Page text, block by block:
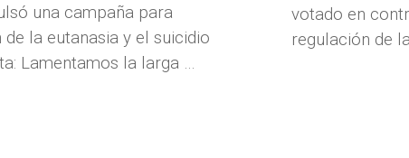
una campaña para
la eutanasia y el suicidio
Lamentamos la larga …
votado en
regulación de